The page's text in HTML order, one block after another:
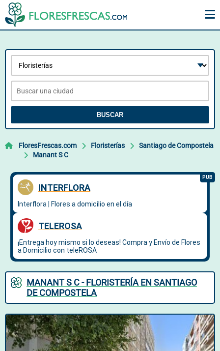
BUSCAR
FloresFrescas.com Floristerías
Santiago de Compostela
Manant S C
MANANT S C - FLORISTERÍA EN SANTIAGO
DE COMPOSTELA